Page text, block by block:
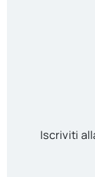
Iscriviti